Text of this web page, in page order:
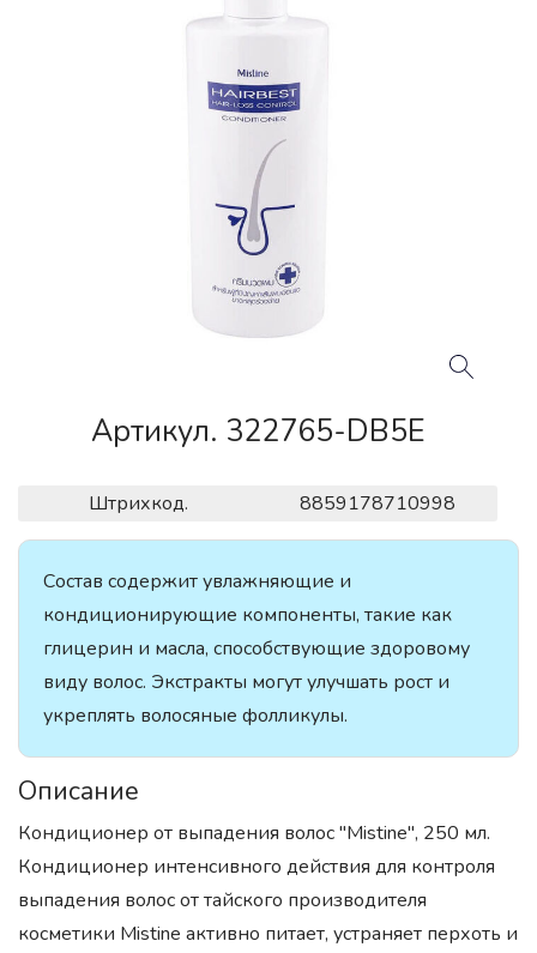
Артикул. 322765-DB5E
Штрихкод. 8859178710998
Состав содержит увлажняющие и
кондиционирующие компоненты, такие как
глицерин и масла, способствующие здоровому
виду волос. Экстракты могут улучшать рост и
укреплять волосяные фолликулы.
Описание
Кондиционер от выпадения волос "Mistine", 250 мл.
Кондиционер интенсивного действия для контроля
выпадения волос от тайского производителя
косметики Mistine активно питает, устраняет перхоть и